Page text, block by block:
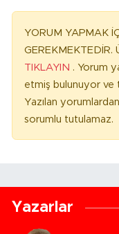
YORUM YAPMAK
GEREKMEKTEDİR.
TIKLAYIN . Yorum
etmiş bulunuyor ve
Yazılan
sorumlu tutulamaz.
Yazarlar